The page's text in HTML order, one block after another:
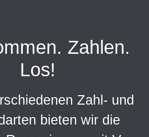
Zahlen.
Los!
Zahl- und
bieten wir die